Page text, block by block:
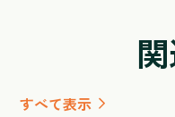
すべて表示